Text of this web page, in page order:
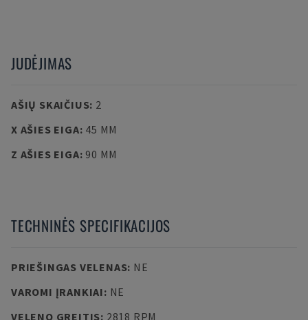
JUDĖJIMAS
AŠIŲ SKAIČIUS: 2
X AŠIES EIGA: 45 MM
Z AŠIES EIGA: 90 MM
TECHNINĖS SPECIFIKACIJOS
PRIEŠINGAS VELENAS: NE
VAROMI ĮRANKIAI: NE
VELENO GREITIS: 2818 RPM